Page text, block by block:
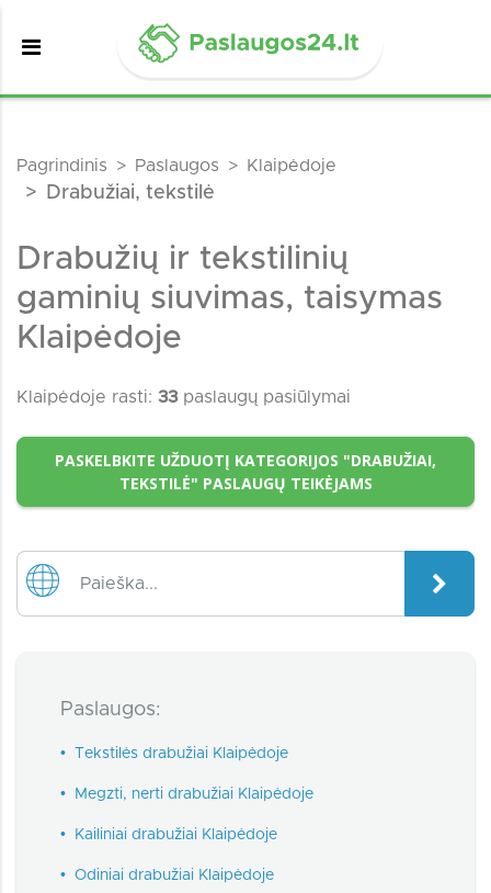
Pagrindinis Paslaugos Klaipėdoje
Drabužiai, tekstilė
Drabužių ir tekstilinių
gaminių siuvimas, taisymas
Klaipėdoje
Klaipėdoje rasti: 33paslaugų pasiūlymai
PASKELBKITE UŽDUOTĮ KATEGORIJOS "DRABUŽIAI,
TEKSTILĖ" PASLAUGŲ TEIKĖJAMS
Paslaugos:
• Tekstilės drabužiai Klaipėdoje
• Megzti, nerti drabužiai Klaipėdoje
• Kailiniai drabužiai Klaipėdoje
• Odiniai drabužiai Klaipėdoje